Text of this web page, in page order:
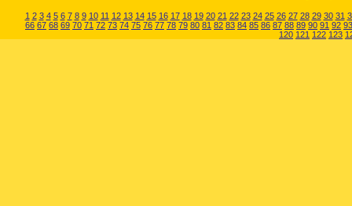
1 2 3 4 5 6 7 8 9 10 11 12 13 14 15 16 17 18 19 20 21 22 23 24 25 26 27 28 29 30 31
66 67 68 69 70 71 72 73 74 75 76 77 78 79 80 81 82 83 84 85 86 87 88 89 90 91 92 93
120 121 122 123